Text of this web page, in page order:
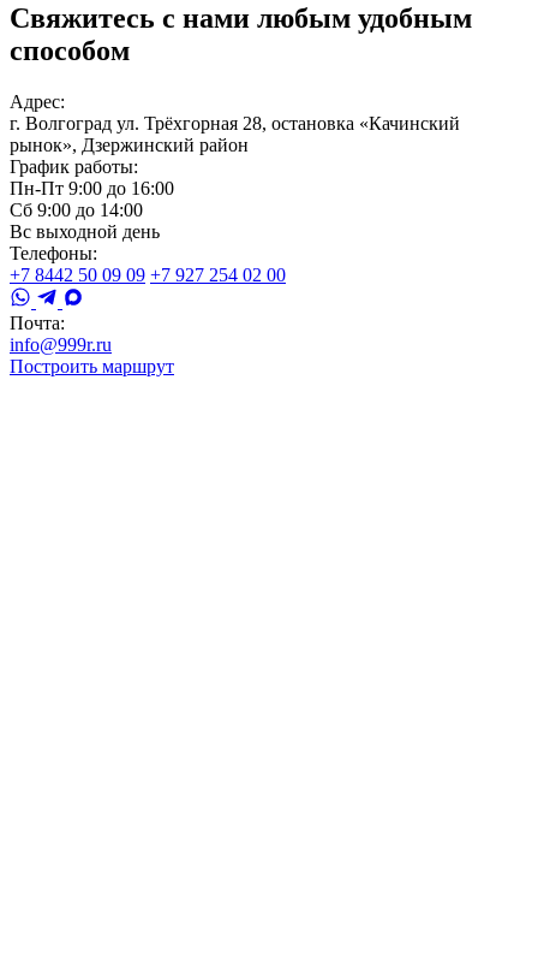
Свяжитесь с нами любым удобным
способом
Адрес:
г. Волгоград ул. Трёхгорная 28, остановка «Качинский
рынок», Дзержинский район
График работы:
Пн-Пт 9:00 до 16:00
Сб 9:00 до 14:00
Вс выходной день
Телефоны:
+7 8442 50 09 09 +7 927 254 02 00
Почта:
info@999r.ru
Построить маршрут